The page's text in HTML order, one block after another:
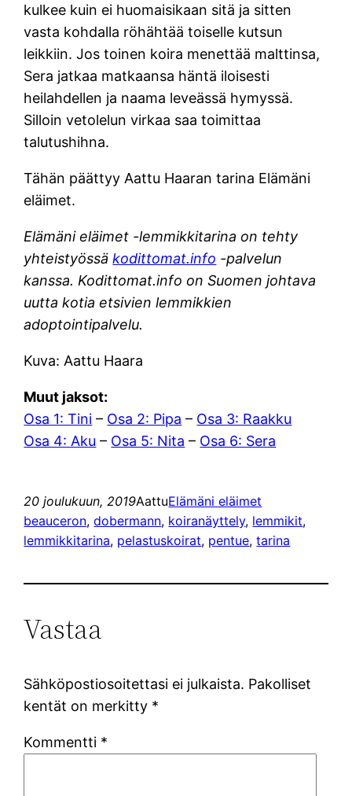
kulkee kuin ei huomaisikaan sitä ja sitten
vasta kohdalla röhähtää toiselle kutsun
leikkiin. Jos toinen koira menettää malttinsa,
Sera jatkaa matkaansa häntä iloisesti
heilahdellen ja naama leveässä hymyssä.
Silloin vetolelun virkaa saa toimittaa
talutushihna.
Tähän päättyy Aattu Haaran tarina Elämäni
eläimet.
Elämäni eläimet -lemmikkitarina on tehty
yhteistyössäkodittomat.info -palvelun
kanssa. Kodittomat.info on Suomen johtava
uutta kotia etsivien lemmikkien
adoptointipalvelu.
Kuva: Aattu Haara
Muut jaksot:
Osa 1: Tini – Osa 2: Pipa – Osa 3: Raakku
Osa 4: Aku – Osa 5: Nita – Osa 6: Sera
20 joulukuun, 2019AattuElämäni eläimet
beauceron, dobermann, koiranäyttely, lemmikit
lemmikkitarina, pelastuskoirat, pentue, tarina
Vastaa
Sähköpostiosoitettasi ei julkaista. Pakolliset
kentät on merkitty *
Kommentti *